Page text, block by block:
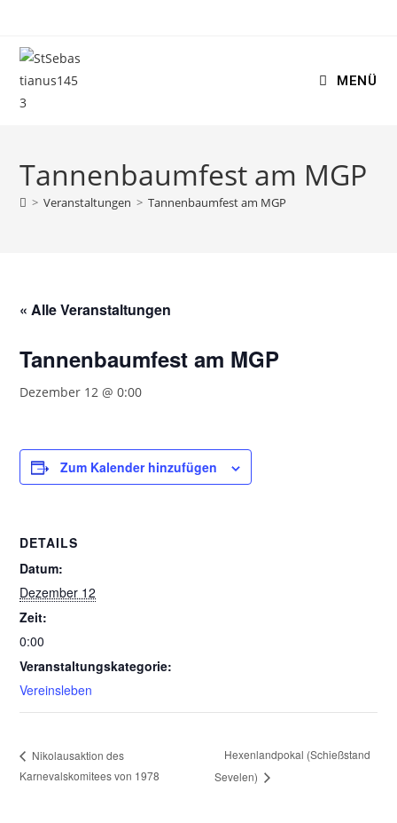
MENÜ
Tannenbaumfest am MGP
> Veranstaltungen > Tannenbaumfest am MGP
« Alle Veranstaltungen
Tannenbaumfest am MGP
Dezember 12 @ 0:00
Zum Kalender hinzufügen
DETAILS
Datum:
Dezember 12
Zeit:
0:00
Veranstaltungskategorie:
Vereinsleben
Nikolausaktion des
Karnevalskomitees von 1978
Hexenlandpokal (Schießstand
Sevelen)